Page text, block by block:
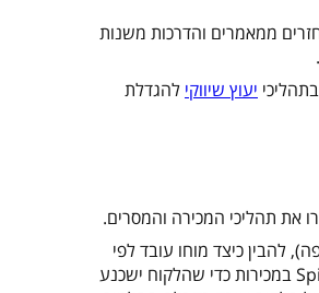
ממאמרים והדרכות משנות
יעוץ שיווקי להגדלת
את תהליכי המכירה והמסרים.
כיצד מוחו עובד לפי
תנועות העיניים, לנתח את סגנון התקשורת שלו, להשתמש בטקטיקות מעולם ה NLP, כגון שיקוף ועיגון, ביצוע Spins במכירות כדי שהלקוח ישכנע